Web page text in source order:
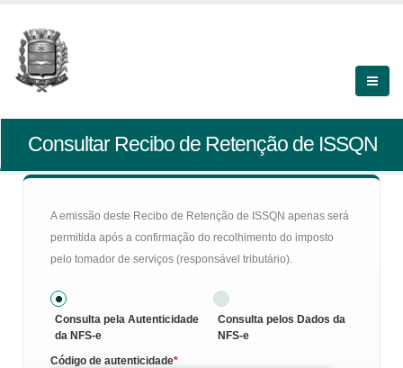
Consultar Recibo de Retenção de ISSQN
A emissão deste Recibo de Retenção de ISSQN apenas será
permitida após a confirmação do recolhimento do imposto
pelo tomador de serviços (responsável tributário).
Consulta pela Autenticidade
da NFS-e
Consulta pelos Dados da
NFS-e
Código de autenticidade